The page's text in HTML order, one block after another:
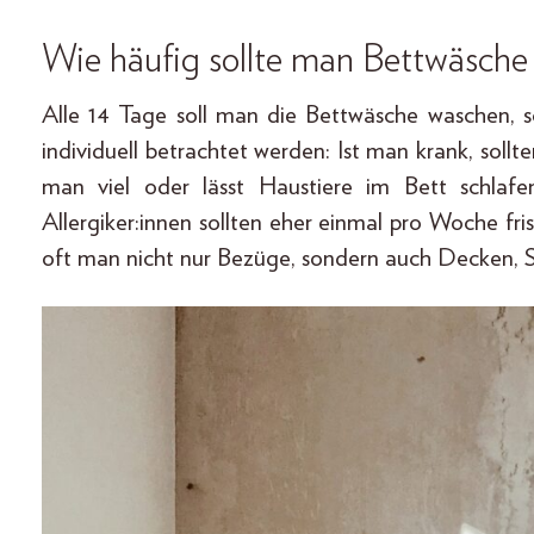
Wie häufig sollte man Bettwäsche
Alle 14 Tage soll man die Bettwäsche waschen,
individuell betrachtet werden: Ist man krank,
man viel oder lässt Haustiere im Bett
Allergiker:innen sollten eher einmal pro Woche
oft man nicht nur Bezüge, sondern auch Decken,